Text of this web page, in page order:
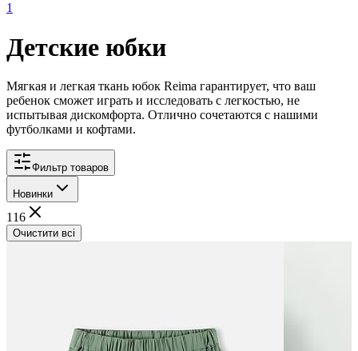
1
Детские юбки
Мягкая и легкая ткань юбок Reima гарантирует, что ваш
ребенок сможет играть и исследовать с легкостью, не
испытывая дискомфорта. Отлично сочетаются с нашими
футболками и кофтами.
Фильтр товаров
Новинки
116
Очистити всі